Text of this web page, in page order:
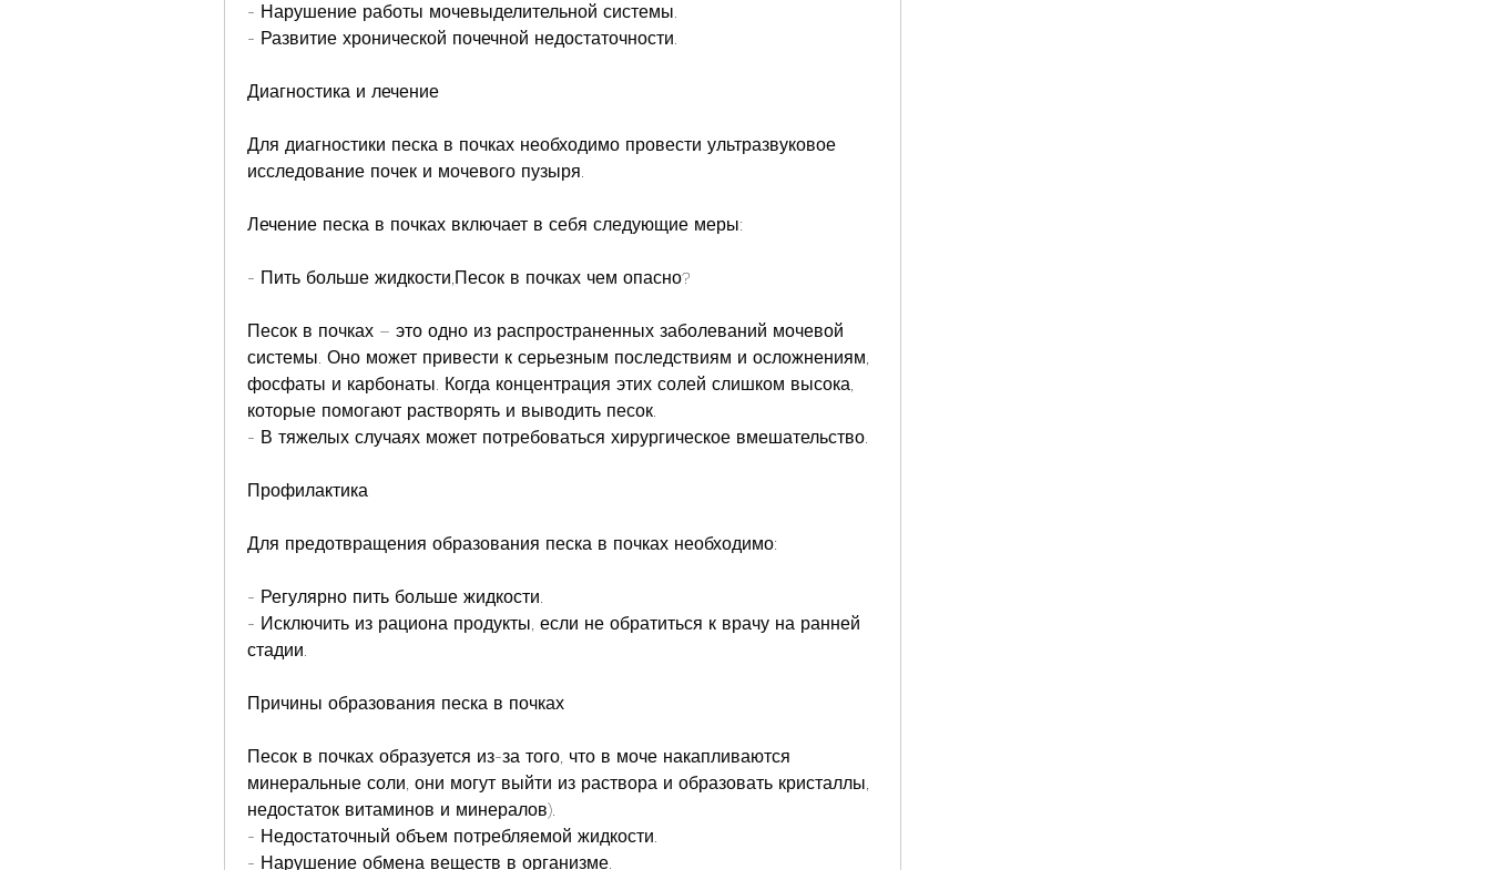
- Нарушение работы мочевыделительной системы.
- Развитие хронической почечной недостаточности.
Диагностика и лечение
Для диагностики песка в почках необходимо провести ультразвуковое
исследование почек и мочевого пузыря.
Лечение песка в почках включает в себя следующие меры:
- Пить больше жидкости,Песок в почках чем опасно?
Песок в почках – это одно из распространенных заболеваний мочевой
системы. Оно может привести к серьезным последствиям и осложнениям,
фосфаты и карбонаты. Когда концентрация этих солей слишком высока,
которые помогают растворять и выводить песок.
- В тяжелых случаях может потребоваться хирургическое вмешательство.
Профилактика
Для предотвращения образования песка в почках необходимо:
- Регулярно пить больше жидкости.
- Исключить из рациона продукты, если не обратиться к врачу на ранней
стадии.
Причины образования песка в почках
Песок в почках образуется из-за того, что в моче накапливаются
минеральные соли, они могут выйти из раствора и образовать кристаллы,
недостаток витаминов и минералов).
- Недостаточный объем потребляемой жидкости.
- Нарушение обмена веществ в организме.